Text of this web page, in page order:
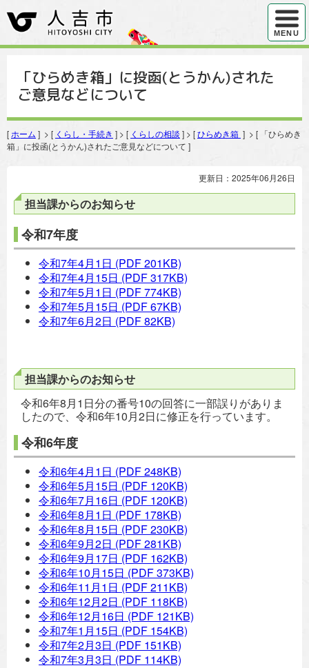
ハンバ
MENU
「ひらめき箱」に投函(とうかん)された
ご意見などについて
[ ホーム ] > [ くらし・手続き ] > [ くらしの相談 ] > [ひらめき箱 ] > [ 「ひらめき
箱」に投函(とうかん)されたご意見などについて ]
更新日：2025年06月26日
担当課からのお知らせ
令和7年度
令和7年4月1日 (PDF 201KB)
令和7年4月15日 (PDF 317KB)
令和7年5月1日 (PDF 774KB)
令和7年5月15日 (PDF 67KB)
令和7年6月2日 (PDF 82KB)
担当課からのお知らせ
令和6年8月1日分の番号10の回答に一部誤りがありま
したので、令和6年10月2日に修正を行っています。
令和6年度
令和6年4月1日 (PDF 248KB)
令和6年5月15日 (PDF 120KB)
令和6年7月16日 (PDF 120KB)
令和6年8月1日 (PDF 178KB)
令和6年8月15日 (PDF 230KB)
令和6年9月2日 (PDF 281KB)
令和6年9月17日 (PDF 162KB)
令和6年10月15日 (PDF 373KB)
令和6年11月1日 (PDF 211KB)
令和6年12月2日 (PDF 118KB)
令和6年12月16日 (PDF 121KB)
令和7年1月15日 (PDF 154KB)
令和7年2月3日 (PDF 151KB)
令和7年3月3日 (PDF 114KB)